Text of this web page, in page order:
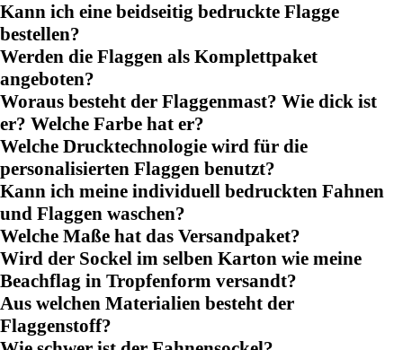
Kann ich eine beidseitig bedruckte Flagge
bestellen?
Werden die Flaggen als Komplettpaket
angeboten?
Woraus besteht der Flaggenmast? Wie dick ist
er? Welche Farbe hat er?
Welche Drucktechnologie wird für die
personalisierten Flaggen benutzt?
Kann ich meine individuell bedruckten Fahnen
und Flaggen waschen?
Welche Maße hat das Versandpaket?
Wird der Sockel im selben Karton wie meine
Beachflag in Tropfenform versandt?
Aus welchen Materialien besteht der
Flaggenstoff?